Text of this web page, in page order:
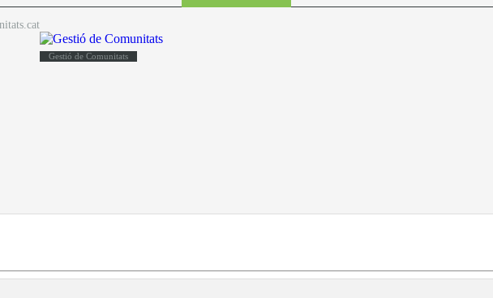
Gestió de Comunitats